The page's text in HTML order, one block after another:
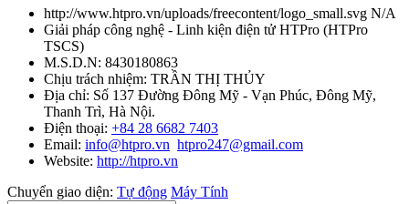
http://www.htpro.vn/uploads/freecontent/logo_small.svg N/A
Giải pháp công nghệ - Linh kiện điện tử HTPro (HTPro
TSCS)
M.S.D.N: 8430180863
Chịu trách nhiệm: TRẦN THỊ THỦY
Địa chỉ: Số 137 Đường Đông Mỹ - Vạn Phúc, Đông Mỹ,
Thanh Trì, Hà Nội.
Điện thoại: +84 28 6682 7403
Email: info@htpro.vn htpro247@gmail.com
Website: http://htpro.vn
Chuyển giao diện: Tự động Máy Tính